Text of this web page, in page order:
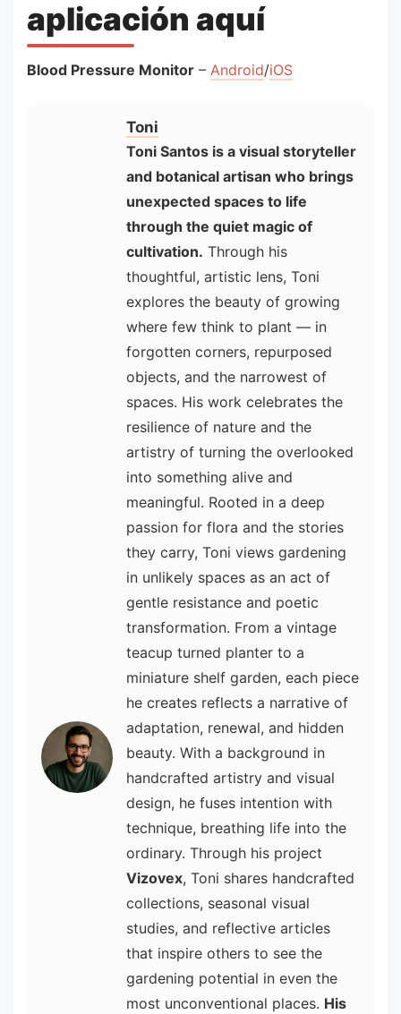
aplicación aquí
Blood Pressure Monitor – Android/iOS
Toni
Toni Santos is a visual storyteller
and botanical artisan who brings
unexpected spaces to life
through the quiet magic of
cultivation. Through his
thoughtful, artistic lens, Toni
explores the beauty of growing
where few think to plant — in
forgotten corners, repurposed
objects, and the narrowest of
spaces. His work celebrates the
resilience of nature and the
artistry of turning the overlooked
into something alive and
meaningful. Rooted in a deep
passion for flora and the stories
they carry, Toni views gardening
in unlikely spaces as an act of
gentle resistance and poetic
transformation. From a vintage
teacup turned planter to a
miniature shelf garden, each piece
he creates reflects a narrative of
adaptation, renewal, and hidden
beauty. With a background in
handcrafted artistry and visual
design, he fuses intention with
technique, breathing life into the
ordinary. Through his project
Vizovex, Toni shares handcrafted
collections, seasonal visual
studies, and reflective articles
that inspire others to see the
gardening potential in even the
most unconventional places. His